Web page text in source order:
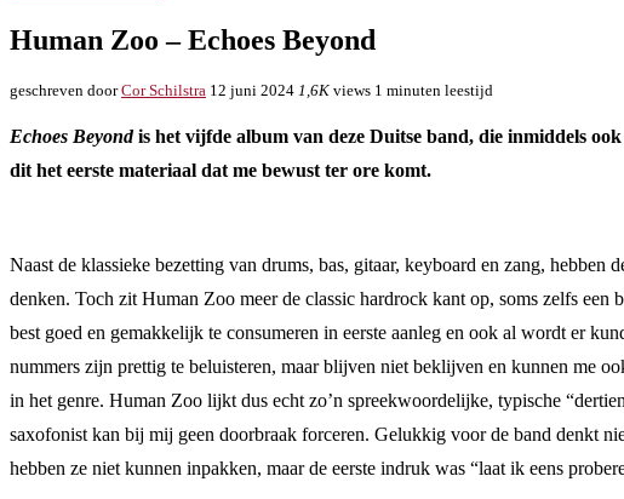
Human Zoo – Echoes Beyond
geschreven doorCor Schilstra 12 juni 2024 1,6K views 1 minuten leestijd
Echoes Beyondis het vijfde album van deze Duitse band, die inmiddels
dit het eerste materiaal dat me bewust ter ore komt.
Naast de klassieke bezetting van drums, bas, gitaar, keyboard en zang,
denken. Toch zit Human Zoo meer de classic hardrock kant op, soms zelfs
best goed en gemakkelijk te consumeren in eerste aanleg en ook al wordt er
nummers zijn prettig te beluisteren, maar blijven niet beklijven en kunnen me
in het genre. Human Zoo lijkt dus echt zo’n spreekwoordelijke, typische
saxofonist kan bij mij geen doorbraak forceren. Gelukkig voor de band denkt
hebben ze niet kunnen inpakken, maar de eerste indruk was “laat ik eens